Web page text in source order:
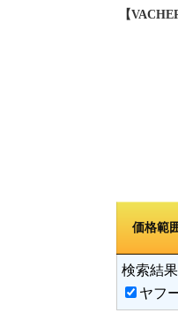
【
価格範
検索結
ヤフ